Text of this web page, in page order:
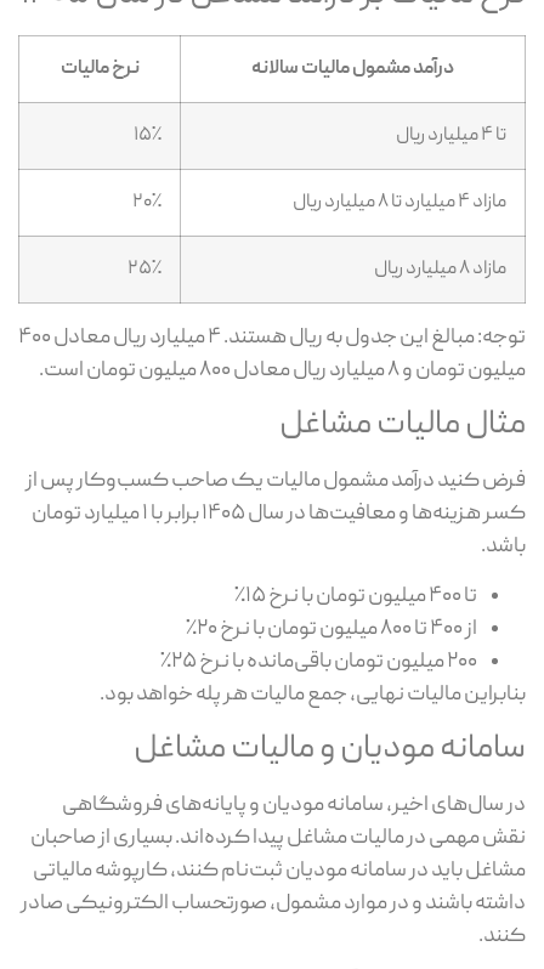
درآمد مشمول مالیات سالانه نرخ مالیات
مازاد ۴ میلیارد تا ۸ میلیارد ریال
مازاد ۸ میلیارد ریال ۲۵٪
توجه: مبالغ این جدول به ریال هستند. ۴ میلیارد ریال معادل ۴۰۰
و ۸ میلیارد ریال معادل ۸۰۰ میلیون تومان است.
مالیات مشاغل
کنید درآمد مشمول مالیات یک صاحب کسب‌وکار پس از
کسر هزینه‌ها و معافیت‌ها در سال ۱۴۰۵ برابر با ۱ میلیارد تومان
تا ۴۰۰ میلیون تومان با نرخ ۱۵٪
از ۴۰۰ تا ۸۰۰ میلیون تومان با نرخ ۲۰٪
۲۰۰ میلیون تومان باقی‌مانده با نرخ ۲۵٪
مالیات نهایی، جمع مالیات هر پله خواهد بود.
مودیان و مالیات مشاغل
سال‌های اخیر، سامانه مودیان و پایانه‌های فروشگاهی
مهمی در مالیات مشاغل پیدا کرده‌اند. بسیاری از صاحبان
باید در سامانه مودیان ثبت‌نام کنند، کارپوشه مالیاتی
باشند و در موارد مشمول، صورتحساب الکترونیکی صادر